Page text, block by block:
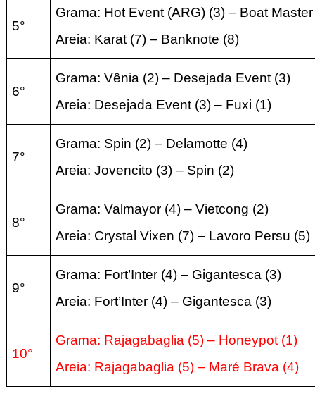
5°
Grama: Hot Event (ARG) (3) – Boat
Areia: Karat (7) – Banknote (8)
6°
Grama: Vênia (2) – Desejada Event (3)
Areia: Desejada Event (3) – Fuxi (1)
7°
Grama: Spin (2) – Delamotte (4)
Areia: Jovencito (3) – Spin (2)
8°
Grama: Valmayor (4) – Vietcong (2)
Areia: Crystal Vixen (7) – Lavoro Persu (5)
9°
Grama: Fort’Inter (4) – Gigantesca (3)
Areia: Fort’Inter (4) – Gigantesca (3)
10°
Grama: Rajagabaglia (5) – Honeypot (1)
Areia: Rajagabaglia (5) – Maré Brava (4)